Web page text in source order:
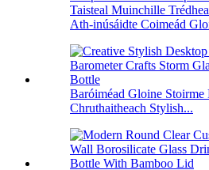
Taisteal Muinchille
Ath-inúsáidte Coimeád
Baróiméad Gloine Stoirme
Chruthaitheach Stylish...